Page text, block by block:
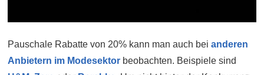
Pauschale Rabatte von 20% kann man auch bei anderen
Anbietern im Modesektor beobachten. Beispiele sind